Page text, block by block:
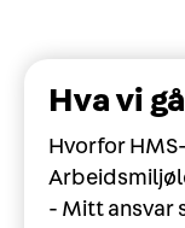
Hva vi
Hvorfor
- Mitt ansvar